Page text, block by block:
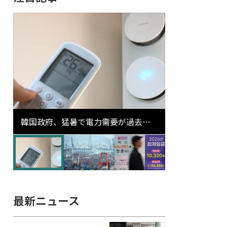
韓国政府、猛暑で電力需要が過去最
高更新の可能性に需給対応体制を点
検
最新ニュース